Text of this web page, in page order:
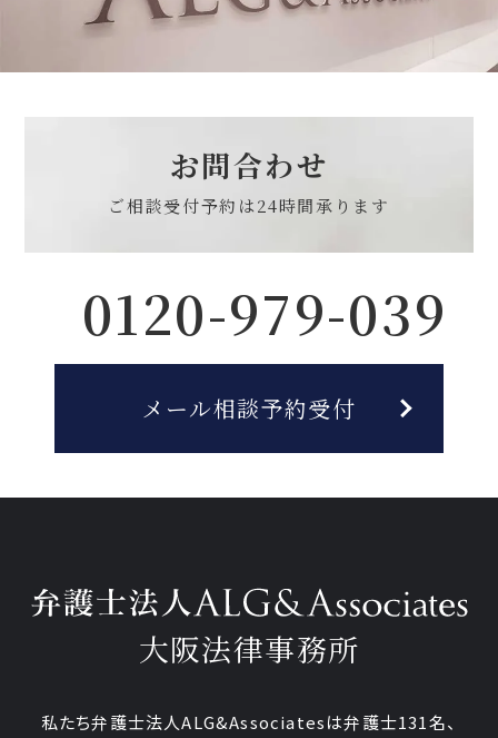
お問合わせ
ご相談受付予約は24時間承ります
0120-979-039
メール相談予約受付
大阪法律事務所
私たち弁護士法人ALG&Associatesは弁護士131名、